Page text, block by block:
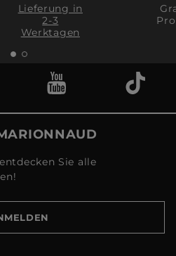
Lieferung in
2-3
Werktagen
Sie alle